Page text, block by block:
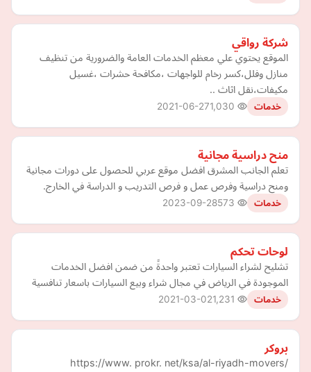
شركة رواقي
الموقع يحتوي علي معظم الخدمات العامة والضرورية من تنظيف
منازل وفلل،كسر رخام للواجهات ،مكافحة حشرات ،غسيل
مكيفات،نقل اثاث ..
خدمات 2021-06-27
منح دراسية مجانية
تعلم الجانب المشرق افضل موقع عربي للحصول على دورات مجانية
ومنح دراسية وفرص عمل و فرص التدريب و الدراسة في الخارج.
خدمات 2023-09-28
لوحات تحكم
تشليح لشراء السيارات تعتبر واحدةً من ضمن افضل الخدمات
الموجودة في الرياض في مجال شراء وبيع السيارات باسعار تنافسية
خدمات 2021-03-02
بروكر
https://www. prokr. net/ksa/al-riyadh-movers/